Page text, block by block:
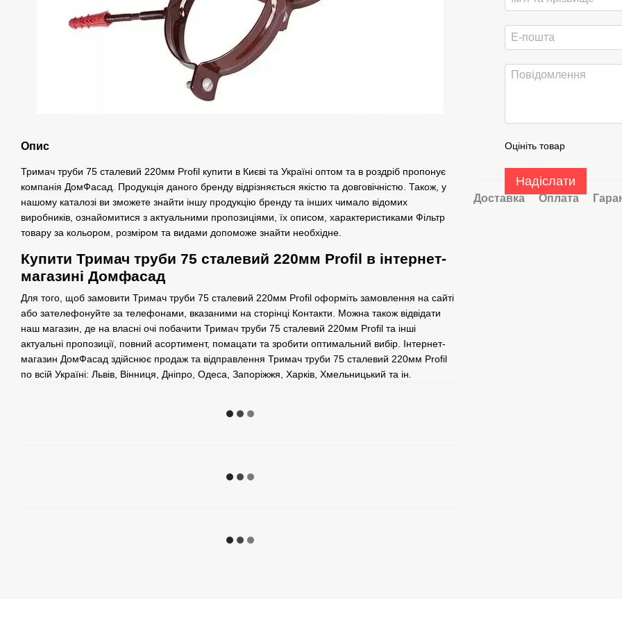
Опис
Тримач труби 75 сталевий 220мм Profil купити в Києві та Україні оптом та в роздріб пропонує
компанія ДомФасад. Продукція даного бренду відрізняється якістю та довговічністю. Також, у
нашому каталозі ви зможете знайти іншу продукцію бренду та інших чимало відомих
виробників, ознайомитися з актуальними пропозиціями, їх описом, характеристиками Фільтр
товару за кольором, розміром та видами допоможе знайти необхідне.
Купити Тримач труби 75 сталевий 220мм Profil в інтернет-
магазині Домфасад
Для того, щоб замовити Тримач труби 75 сталевий 220мм Profil оформіть замовлення на сайті
або зателефонуйте за телефонами, вказаними на сторінці Контакти. Можна також відвідати
наш магазин, де на власні очі побачити Тримач труби 75 сталевий 220мм Profil та інші
актуальні пропозиції, повний асортимент, помацати та зробити оптимальний вибір. Інтернет-
магазин ДомФасад здійснює продаж та відправлення Тримач труби 75 сталевий 220мм Profil
по всій Україні: Львів, Вінниця, Дніпро, Одеса, Запоріжжя, Харків, Хмельницький та ін.
Оцініть товар
Надіслати
Доставка Оплата